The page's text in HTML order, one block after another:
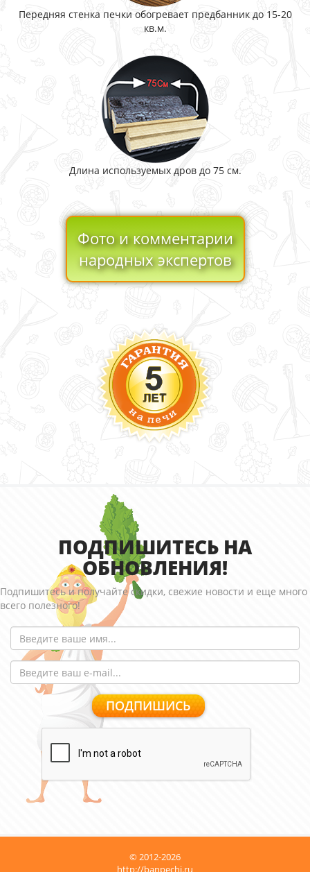
Передняя стенка печки обогревает предбанник до 15-20
кв.м.
Длина используемых дров до 75 см.
Фото и комментарии
народных экспертов
ПОДПИШИТЕСЬ НА
ОБНОВЛЕНИЯ!
Подпишитесь и получайте скидки, свежие новости и еще много
всего полезного!
© 2012-2026
http://banpechi.ru